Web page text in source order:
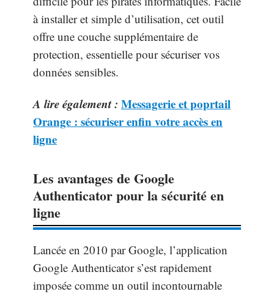
à installer et simple d’utilisation, cet outil
offre une couche supplémentaire de
protection, essentielle pour sécuriser vos
données sensibles.
A lire également : Messagerie et poprtail
Orange : sécuriser enfin votre accès en
ligne
Les avantages de Google
Authenticator pour la sécurité en
ligne
Lancée en 2010 par Google, l’application
Google Authenticator s’est rapidement
imposée comme un outil incontournable